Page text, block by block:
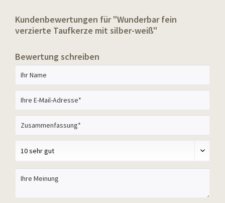
Kundenbewertungen für "Wunderbar fein
verzierte Taufkerze mit silber-weiß"
Bewertung schreiben